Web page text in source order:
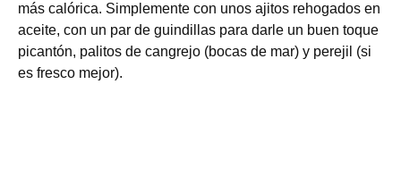
más calórica. Simplemente con unos ajitos rehogados en
aceite, con un par de guindillas para darle un buen toque
picantón, palitos de cangrejo (bocas de mar) y perejil (si
es fresco mejor).